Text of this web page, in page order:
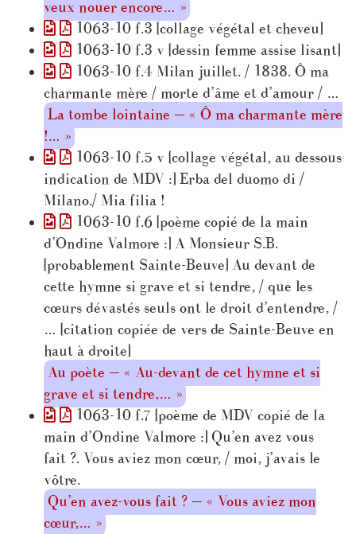
veux nouer encore… »
1063-10 f.3 [collage végétal et cheveu]
1063-10 f.3 v [dessin femme assise lisant]
1063-10 f.4 Milan juillet. / 1838. Ô ma
charmante mère / morte d’âme et d’amour / …
La tombe lointaine — « Ô ma charmante mère
!… »
1063-10 f.5 v [collage végétal, au dessous
indication de MDV :] Erba del duomo di /
Milano./ Mia filia !
1063-10 f.6 [poème copié de la main
d’Ondine Valmore :] A Monsieur S.B.
[probablement Sainte-Beuve] Au devant de
cette hymne si grave et si tendre, / que les
cœurs dévastés seuls ont le droit d’entendre, /
… [citation copiée de vers de Sainte-Beuve en
haut à droite]
Au poète — « Au-devant de cet hymne et si
grave et si tendre,… »
1063-10 f.7 [poème de MDV copié de la
main d’Ondine Valmore :] Qu’en avez vous
fait ?. Vous aviez mon cœur, / moi, j’avais le
vôtre.
Qu’en avez-vous fait ? — « Vous aviez mon
cœur,… »